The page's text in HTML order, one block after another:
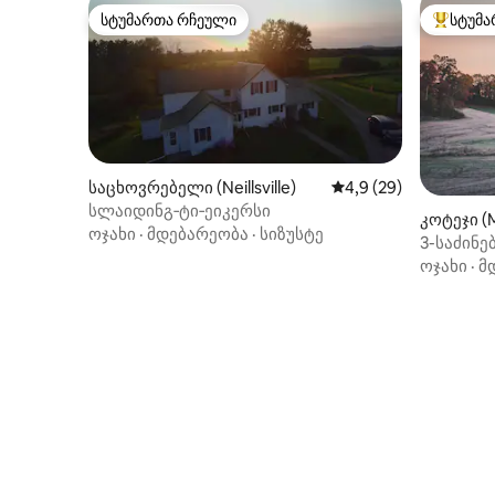
სტუმართა რჩეული
სტუმართა რჩეული
საცხოვრებელი (Neillsville) საშუალო
4,9 (29)
სლაიდინგ‑ტი‑ეიკერსი
ოჯახი · მდებარეობა · სიზუსტე
კოტეჯი
3-
ოჯახი ·